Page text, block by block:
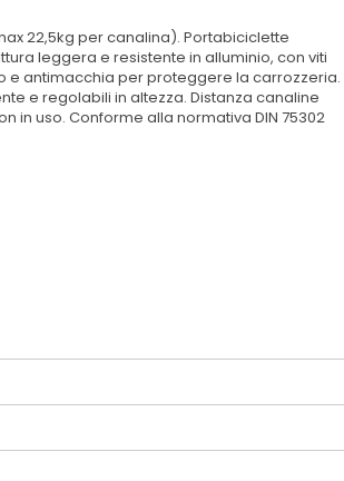
22,5kg per canalina). Portabiciclette
leggera e resistente in alluminio, con viti
e antimacchia per proteggere la carrozzeria.
e regolabili in altezza. Distanza canaline
in uso. Conforme alla normativa DIN 75302